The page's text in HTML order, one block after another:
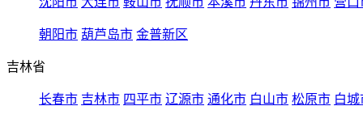
朝阳市 葫芦岛市 金普新区
吉林省
长春市 吉林市 四平市 辽源市 通化市 白山市 松原市 白城